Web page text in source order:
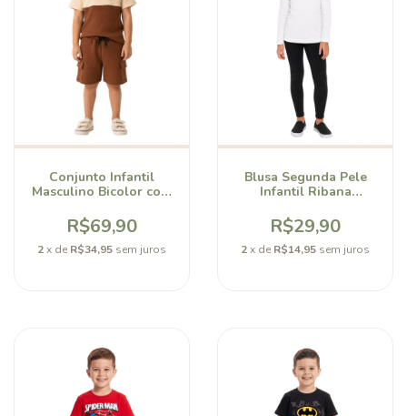
Conjunto Infantil
Masculino Bicolor com
R$69,90
2x de R$34,95 sem juros
Blusa Segunda Pele
Infantil Ribana
Bellory
R$29,90
2x de R$14,95 sem juros